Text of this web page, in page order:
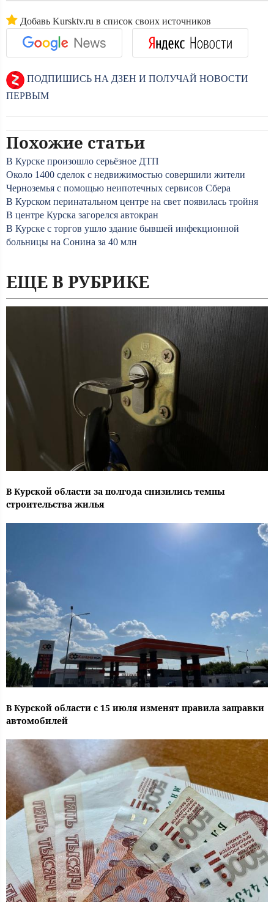
Добавь Kursktv.ru в список своих источников
ПОДПИШИСЬ НА ДЗЕН И ПОЛУЧАЙ НОВОСТИ
ПЕРВЫМ
Похожие статьи
В Курске произошло серьёзное ДТП
Около 1400 сделок с недвижимостью совершили жители
Черноземья с помощью неипотечных сервисов Сбера
В Курском перинатальном центре на свет появилась тройня
В центре Курска загорелся автокран
В Курске с торгов ушло здание бывшей инфекционной
больницы на Сонина за 40 млн
ЕЩЕ В РУБРИКЕ
В Курской области за полгода снизились темпы
строительства жилья
В Курской области с 15 июля изменят правила заправки
автомобилей